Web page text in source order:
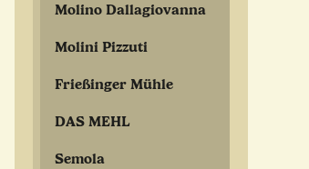
Molino Dallagiovanna
Molini Pizzuti
Frießinger Mühle
DAS MEHL
Semola